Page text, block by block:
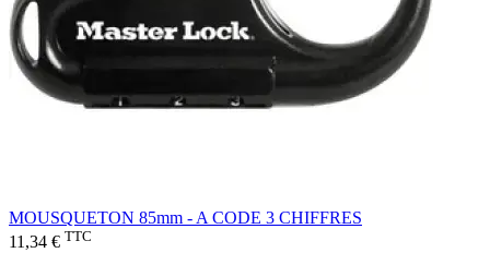
MOUSQUETON 85mm - A CODE 3 CHIFFRES
11,34 € TTC